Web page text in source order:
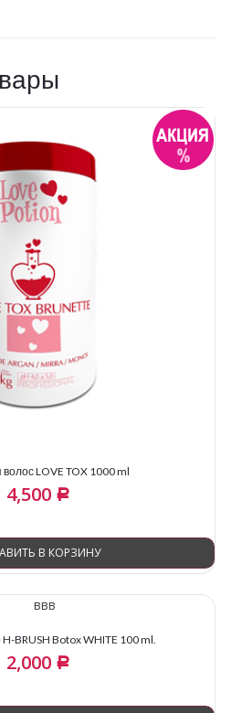
волос LOVE TOX 1000 ml
4,500 Р
В КОРЗИНУ
BRUSH Botox WHITE 100 ml.
2,000 Р